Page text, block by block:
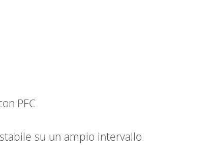
PFC
su un ampio intervallo